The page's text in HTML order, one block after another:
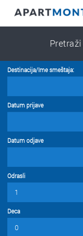
Pretraži
Destinacija/Ime smeštaja:
Datum prijave
Datum odjave
Odrasli
Deca